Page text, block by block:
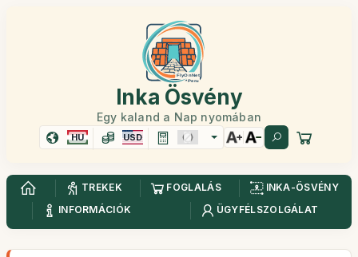
Inka Ösvény
Egy kaland a Nap nyomában
HU USD
TREKEK FOGLALÁS
INKA-ÖSVÉNY
INFORMÁCIÓK
ÜGYFÉLSZOLGÁLAT